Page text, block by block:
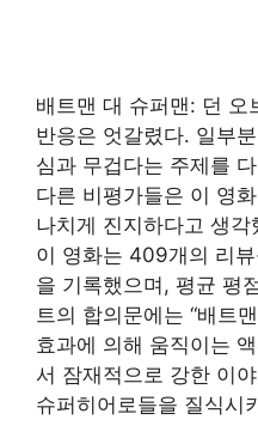
배트맨 대 슈퍼맨: 던 오
반응은 엇갈렸다. 일부
심과 무겁다는 주제를
다른 비평가들은 이 영
나치게 진지하다고 생
이 영화는 409개의 리
을 기록했으며, 평균 평
트의 합의문에는 “배트
효과에 의해 움직이는
서 잠재적으로 강한 이
슈퍼히어로들을 질식시